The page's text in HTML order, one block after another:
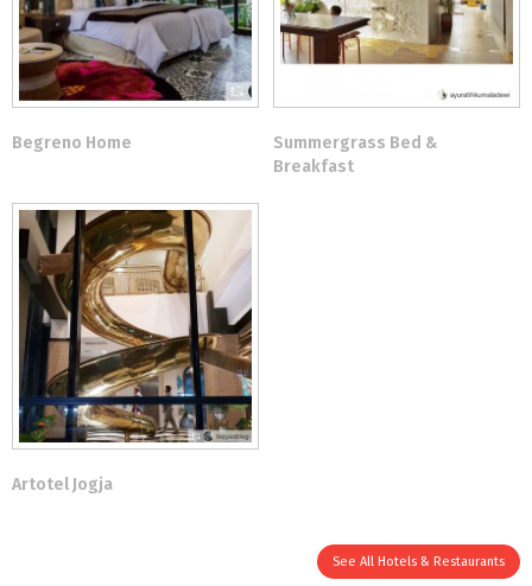
Begreno Home
Summergrass Bed &
Breakfast
Artotel Jogja
See All Hotels & Restaurants